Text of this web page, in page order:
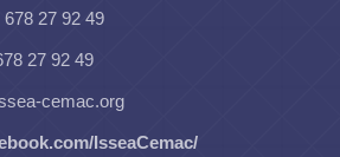
678 27 92 49
27 92 49
cemac.org
IsseaCemac/